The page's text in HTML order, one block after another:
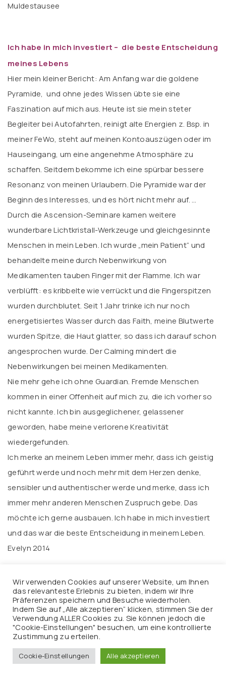
Muldestausee
Ich habe in mich investiert – die beste Entscheidung
meines Lebens
Hier mein kleiner Bericht: Am Anfang war die goldene
Pyramide, und ohne jedes Wissen übte sie eine
Faszination auf mich aus. Heute ist sie mein steter
Begleiter bei Autofahrten, reinigt alte Energien z. Bsp. in
meiner FeWo, steht auf meinen Kontoauszügen oder im
Hauseingang, um eine angenehme Atmosphäre zu
schaffen. Seitdem bekomme ich eine spürbar bessere
Resonanz von meinen Urlaubern. Die Pyramide war der
Beginn des Interesses, und es hört nicht mehr auf. …
Durch die Ascension-Seminare kamen weitere
wunderbare Lichtkristall-Werkzeuge und gleichgesinnte
Menschen in mein Leben. Ich wurde „mein Patient“ und
behandelte meine durch Nebenwirkung von
Medikamenten tauben Finger mit der Flamme. Ich war
verblüfft: es kribbelte wie verrückt und die Fingerspitzen
wurden durchblutet. Seit 1 Jahr trinke ich nur noch
energetisiertes Wasser durch das Faith, meine Blutwerte
wurden Spitze, die Haut glatter, so dass ich darauf schon
angesprochen wurde. Der Calming mindert die
Nebenwirkungen bei meinen Medikamenten.
Nie mehr gehe ich ohne Guardian. Fremde Menschen
kommen in einer Offenheit auf mich zu, die ich vorher so
nicht kannte. Ich bin ausgeglichener, gelassener
geworden, habe meine verlorene Kreativität
wiedergefunden.
Ich merke an meinem Leben immer mehr, dass ich geistig
geführt werde und noch mehr mit dem Herzen denke,
sensibler und authentischer werde und merke, dass ich
immer mehr anderen Menschen Zuspruch gebe. Das
möchte ich gerne ausbauen. Ich habe in mich investiert
und das war die beste Entscheidung in meinem Leben.
Evelyn 2014
Opferrolle – Selbstwertgefühl und die
LichtKristall-Werkzeuge
Unsere Kinder sind in der Pubertät und wir haben eine für
uns extrem schwierige Zeit. Ohne meine LichtKristall-
Werkzeuge (Guardian, Hope, Pyramiden,
Wir verwenden Cookies auf unserer Website, um Ihnen
das relevanteste Erlebnis zu bieten, indem wir Ihre
Präferenzen speichern und Besuche wiederholen.
Indem Sie auf „Alle akzeptieren“ klicken, stimmen Sie der
Verwendung ALLER Cookies zu. Sie können jedoch die
"Cookie-Einstellungen" besuchen, um eine kontrollierte
Zustimmung zu erteilen.
Cookie-Einstellungen Alle akzeptieren